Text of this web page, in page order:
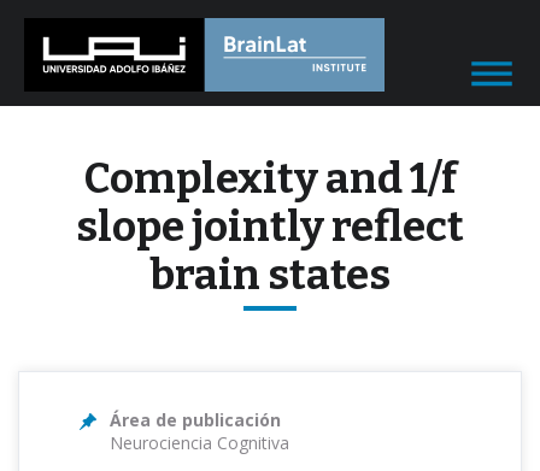
Complexity and 1/f
slope jointly reflect
brain states
Área de publicación
Neurociencia Cognitiva